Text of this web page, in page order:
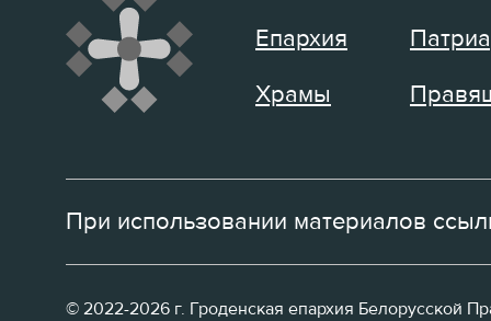
Епархия
Храмы
При использовании материалов
© 2022-2026 г. Гроденская епархия Белорусской